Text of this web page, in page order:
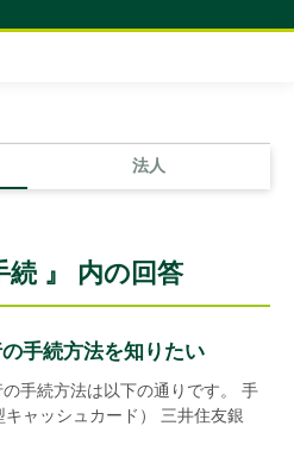
法人
続 』 内の回答
の手続方法を知りたい
手続方法は以下の通りです。 手
ャッシュカード） 三井住友銀